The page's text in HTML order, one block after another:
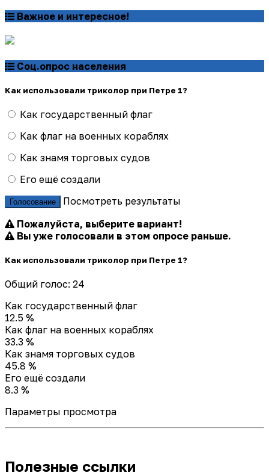
Важное и интересное!
Соц.опрос населения
Как использовали триколор при Петре 1?
Как государственный флаг
Как флаг на военных кораблях
Как знамя торговых судов
Его ещё создали
Голосование
Посмотреть результаты
Пожалуйста, выберите вариант!
Вы уже голосовали в этом опросе раньше.
Как использовали триколор при Петре 1?
Общий голос: 24
Как государственный флаг
12.5 %
Как флаг на военных кораблях
33.3 %
Как знамя торговых судов
45.8 %
Его ещё создали
8.3 %
Параметры просмотра
Полезные ссылки